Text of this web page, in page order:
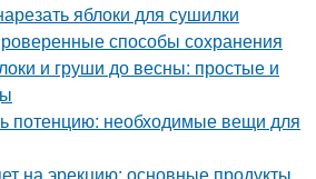
яблоки для сушилки
способы сохранения
и груши до весны: простые и
потенцию: необходимые вещи для
на эрекцию: основные продукты